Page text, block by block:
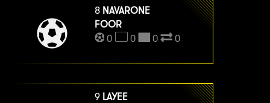
8 NAVARONE
FOOR
0
0 0 0
9 LAYEE